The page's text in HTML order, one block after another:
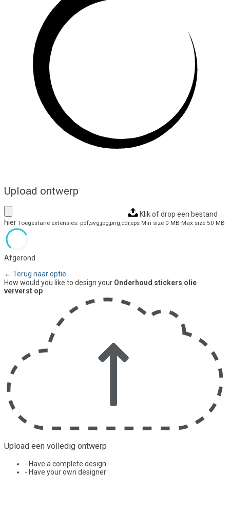
Upload ontwerp
Klik of drop een bestand
hier Toegestane extensies: pdf,svg,jpg,png,cdr,eps Min size 0 MB Max size 50 MB
Afgerond
← Terug naar optie
How would you like to design your Onderhoud stickers olie
ververst op
Upload een volledig ontwerp
- Have a complete design
- Have your own designer